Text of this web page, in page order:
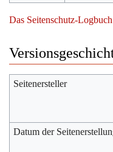
Das Seitenschutz-
Seitenersteller
Datum der